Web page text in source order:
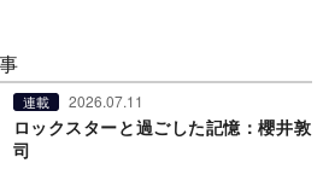
連載 2026.07.11
ロックスターと過ごした記憶：櫻井敦
司